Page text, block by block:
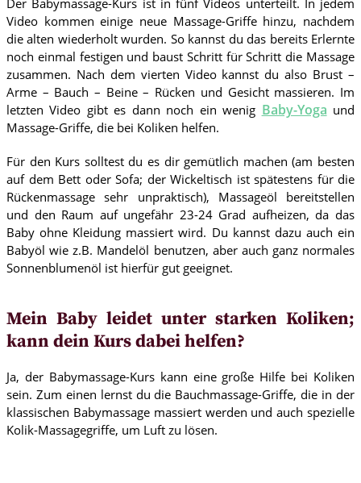
Der Babymassage-Kurs ist in fünf Videos unterteilt. In jedem
Video kommen einige neue Massage-Griffe hinzu, nachdem
die alten wiederholt wurden. So kannst du das bereits Erlernte
noch einmal festigen und baust Schritt für Schritt die Massage
zusammen. Nach dem vierten Video kannst du also Brust –
Arme – Bauch – Beine – Rücken und Gesicht massieren. Im
letzten Video gibt es dann noch ein wenig Baby-Yoga und
Massage-Griffe, die bei Koliken helfen.
Für den Kurs solltest du es dir gemütlich machen (am besten
auf dem Bett oder Sofa; der Wickeltisch ist spätestens für die
Rückenmassage sehr unpraktisch), Massageöl bereitstellen
und den Raum auf ungefähr 23-24 Grad aufheizen, da das
Baby ohne Kleidung massiert wird. Du kannst dazu auch ein
Babyöl wie z.B. Mandelöl benutzen, aber auch ganz normales
Sonnenblumenöl ist hierfür gut geeignet.
Mein Baby leidet unter starken Koliken;
kann dein Kurs dabei helfen?
Ja, der Babymassage-Kurs kann eine große Hilfe bei Koliken
sein. Zum einen lernst du die Bauchmassage-Griffe, die in der
klassischen Babymassage massiert werden und auch spezielle
Kolik-Massagegriffe, um Luft zu lösen.